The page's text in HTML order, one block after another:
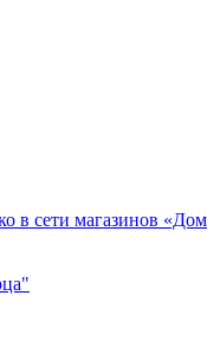
в сети магазинов «Дом